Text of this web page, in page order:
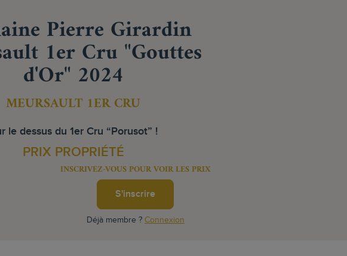
Pierre Girardin
1er Cru "Gouttes
d'Or" 2024
MEURSAULT 1ER CRU
le dessus du 1er Cru “Porusot” !
PRIX PROPRIÉTÉ
INSCRIVEZ-VOUS POUR VOIR LES PRIX
S'inscrire
Déjà membre ? Connexion